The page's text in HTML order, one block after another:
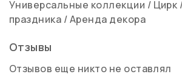
Универсальные коллекции / Цирк
праздника /Аренда декора
Отзывы
Отзывов еще никто не оставлял